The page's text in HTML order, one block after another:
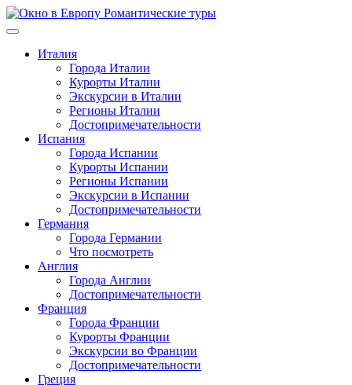
Перейти
к
Италия
Города Италии
Курорты Италии
Экскурсии в Италии
Регионы Италии
Достопримечательности
Испания
Города Испании
Курорты Испании
Регионы Испании
Экскурсии в Испании
Достопримечательности
Германия
Города Германии
Что посмотреть
Англия
Города Англии
Достопримечательности
Франция
Города Франции
Курорты Франции
Экскурсии во Франции
Достопримечательности
Греция